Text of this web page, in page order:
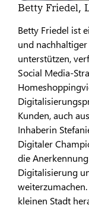
Betty Friedel,
Betty Friedel ist
und
unterstützen,
Social Media-
Kunden, auch
Inhaberin
Digitaler
die
Digitalisierung
kleinen Stadt